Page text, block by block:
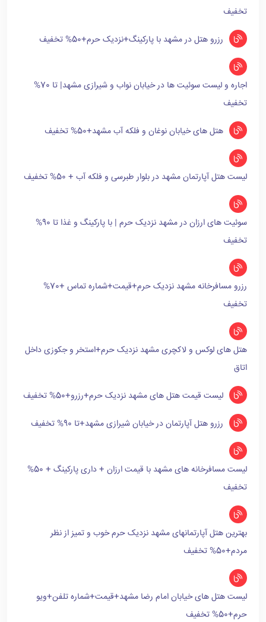
تخفیف
رزرو هتل در مشهد با پارکینگ+نزدیک حرم+50% تخفیف
اجاره و لیست سوئیت ها در خیابان نواب و شیرازی مشهد| تا 70%
تخفیف
هتل های خیابان نوغان و فلکه آب مشهد+50% تخفیف
لیست هتل آپارتمان مشهد در بلوار طبرسی و فلکه آب + 50% تخفیف
سوئیت های ارزان در مشهد نزدیک حرم | با پارکینگ و غذا تا 90%
تخفیف
رزرو مسافرخانه مشهد نزدیک حرم+قیمت+شماره تماس +70%
تخفیف
هتل های لوکس و لاکچری مشهد نزدیک حرم+استخر و جکوزی داخل
اتاق
لیست قیمت هتل های مشهد نزدیک حرم+رزرو+50% تخفیف
رزرو هتل آپارتمان در خیابان شیرازی مشهد+تا 90% تخفیف
لیست مسافرخانه های مشهد با قیمت ارزان + داری پارکینگ + 50%
تخفیف
بهترین هتل آپارتمانهای مشهد نزدیک حرم خوب و تمیز از نظر
مردم+50% تخفیف
لیست هتل های خیابان امام رضا مشهد+قیمت+شماره تلفن+ویو
حرم+50% تخفیف